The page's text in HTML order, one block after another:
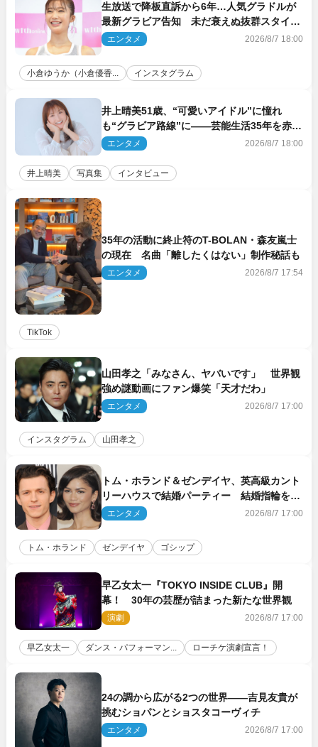
生放送で降板直訴から6年…人気グラドルが
最新グラビア告知 未だ衰えぬ抜群スタイル
に反響
エンタメ 2026/8/7 18:00
小倉ゆうか（小倉優香... インスタグラム
井上晴美51歳、“可愛いアイドル”に憧れ
も“グラビア路線”に――芸能生活35年を赤
裸々に語る 27年ぶりに写真集発売
エンタメ 2026/8/7 18:00
井上晴美 写真集 インタビュー
35年の活動に終止符のT-BOLAN・森友嵐士
の現在 名曲「離したくはない」制作秘話も
エンタメ 2026/8/7 17:54
TikTok
山田孝之「みなさん、ヤバいです」 世界観
強め謎動画にファン爆笑「天才だわ」
エンタメ 2026/8/7 17:00
インスタグラム 山田孝之
トム・ホランド＆ゼンデイヤ、英高級カント
リーハウスで結婚パーティー 結婚指輪を身
に着けたトムも初キャッチ
エンタメ 2026/8/7 17:00
トム・ホランド ゼンデイヤ ゴシップ
早乙女太一『TOKYO INSIDE CLUB』開
幕！ 30年の芸歴が詰まった新たな世界観
演劇 2026/8/7 17:00
早乙女太一 ダンス・パフォーマン... ローチケ演劇宣言！
24の調から広がる2つの世界――吉見友貴が
挑むショパンとショスタコーヴィチ
エンタメ 2026/8/7 17:00